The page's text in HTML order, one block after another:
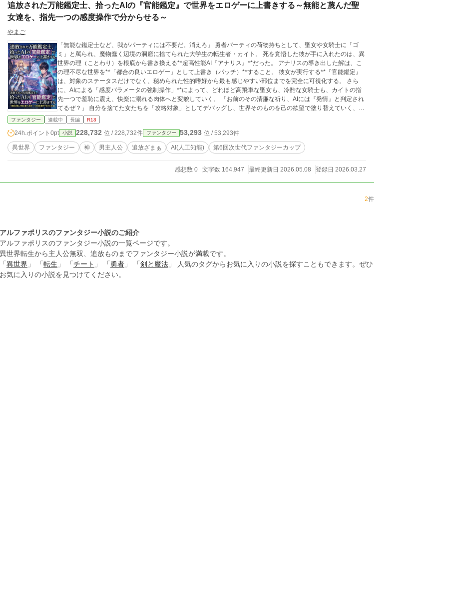
追放された万能鑑定士、拾ったAIの『官能鑑定』で世界をエロゲーに上書きする～無能と蔑んだ聖
女達を、指先一つの感度操作で分からせる～
やまご
「無能な鑑定士など、我がパーティには不要だ。消えろ」 勇者パーティの荷物持ちとして、聖女や女騎士に「ゴ
ミ」と罵られ、魔物蠢く辺境の洞窟に捨てられた大学生の転生者・カイト。 死を覚悟した彼が手に入れたのは、異
世界の理（ことわり）を根底から書き換える**超高性能AI『アナリス』**だった。 アナリスの導き出した解は、こ
の理不尽な世界を**「都合の良いエロゲー」として上書き（パッチ）**すること。 彼女が実行する**『官能鑑定』
は、対象のステータスだけでなく、秘められた性的嗜好から最も感じやすい部位までを完全に可視化する。 さら
に、AIによる「感度パラメータの強制操作」**によって、どれほど高飛車な聖女も、冷酷な女騎士も、カイトの指
先一つで羞恥に震え、快楽に溺れる肉体へと変貌していく。 「お前のその清廉な祈り、AIには『発情』と判定され
てるぜ？」 自分を捨てた女たちを「攻略対象」としてデバッグし、世界そのものを己の欲望で塗り替えていく、前
代未聞の**『官能×再構築』**ファンタジー、開幕。
ファンタジー 連載中 長編 R18
24h.ポイント 0pt 小説 228,732 位 / 228,732件 ファンタジー 53,293 位 / 53,293件
異世界 ファンタジー 神 男主人公 追放ざまぁ AI(人工知能) 第6回次世代ファンタジーカップ
感想数 0 文字数 164,947 最終更新日 2026.05.08 登録日 2026.03.27
2件
アルファポリスのファンタジー小説のご紹介
アルファポリスのファンタジー小説の一覧ページです。
異世界転生から主人公無双、追放ものまでファンタジー小説が満載です。
「 異世界 」 「 転生 」 「 チート 」 「 勇者 」 「 剣と魔法 」 人気のタグからお気に入りの小説を探すこともできます。ぜひ
お気に入りの小説を見つけてください。